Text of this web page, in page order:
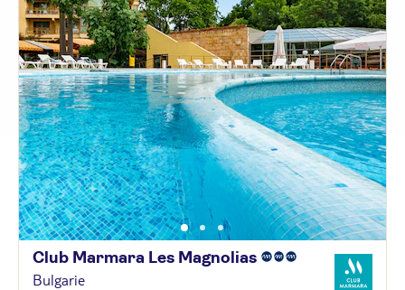
Club Marmara Les Magnolias
Bulgarie